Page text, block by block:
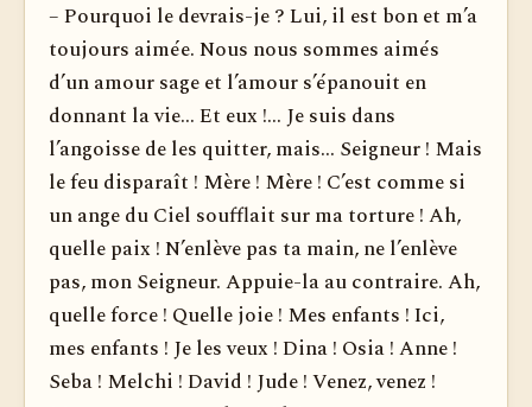
– Pourquoi le devrais-je ? Lui, il est bon et m’a
toujours aimée. Nous nous sommes aimés
d’un amour sage et l’amour s’épanouit en
donnant la vie... Et eux !... Je suis dans
l’angoisse de les quitter, mais... Seigneur ! Mais
le feu disparaît ! Mère ! Mère ! C’est comme si
un ange du Ciel soufflait sur ma torture ! Ah,
quelle paix ! N’enlève pas ta main, ne l’enlève
pas, mon Seigneur. Appuie-la au contraire. Ah,
quelle force ! Quelle joie ! Mes enfants ! Ici,
mes enfants ! Je les veux ! Dina ! Osia ! Anne !
Seba ! Melchi ! David ! Jude ! Venez, venez !